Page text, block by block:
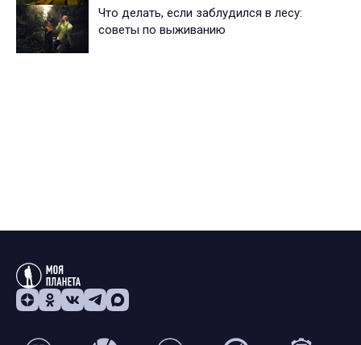
Что делать, если заблудился в лесу:
советы по выживанию